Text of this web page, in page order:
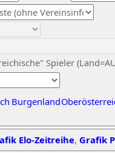
Spieler
Burgenland
Elo-Zeitreihe, Grafik